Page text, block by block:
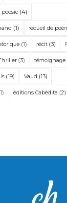
poésie(4)
(1) recueil de
(1) récit(3)
(3) témoignage
(19) Vaud (13)
éditions Cabédita (2)